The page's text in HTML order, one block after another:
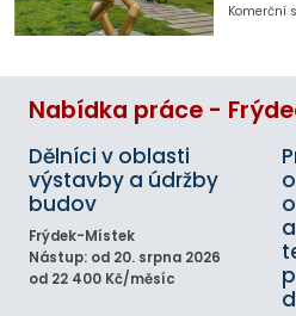
Komerční
Nabídka práce -
Dělníci v oblasti
výstavby a údržby
budov
Frýdek-Místek
Nástup: od 20. srpna 2026
od 22 400 Kč/měsíc